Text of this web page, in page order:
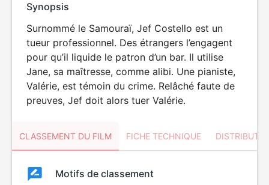
Synopsis
Surnommé le Samouraï, Jef Costello est un
tueur professionnel. Des étrangers l’engagent
pour qu’il liquide le patron d’un bar. Il utilise
Jane, sa maîtresse, comme alibi. Une pianiste,
Valérie, est témoin du crime. Relâché faute de
preuves, Jef doit alors tuer Valérie.
CLASSEMENT DU FILM FICHE TECHNIQUE
ClassementClassement
Motifs de classement